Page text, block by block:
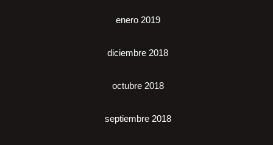
enero 2019
diciembre 2018
octubre 2018
septiembre 2018